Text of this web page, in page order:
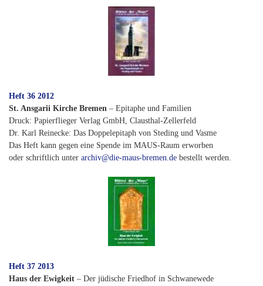
Heft 36 2012
St. Ansgarii Kirche Bremen – Epitaphe und Familien
Druck: Papierflieger Verlag GmbH, Clausthal-Zellerfeld
Dr. Karl Reinecke: Das Doppelepitaph von Steding und Vasme
Das Heft kann gegen eine Spende im MAUS-Raum erworben
oder schriftlich unter archiv@die-maus-bremen.de bestellt werden.
Heft 37 2013
Haus der Ewigkeit – Der jüdische Friedhof in Schwanewede